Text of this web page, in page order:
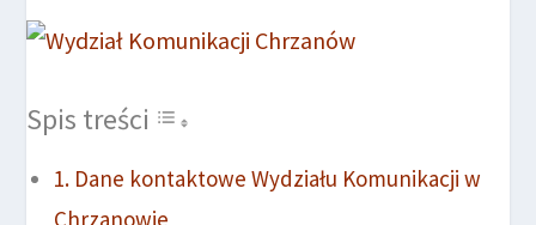
Spis treści
Dane kontaktowe Wydziału Komunikacji w
Chrzanowie